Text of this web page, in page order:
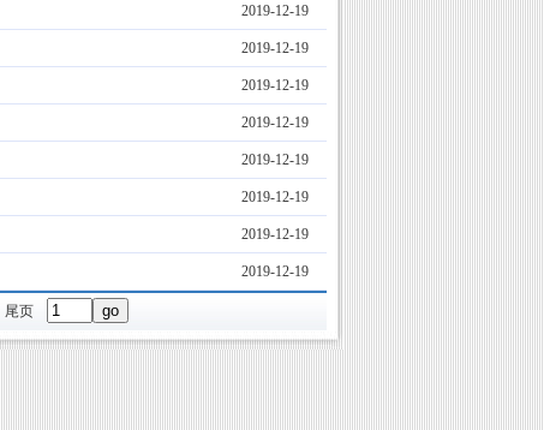
2019-12-19
2019-12-19
2019-12-19
2019-12-19
2019-12-19
2019-12-19
2019-12-19
2019-12-19
尾页